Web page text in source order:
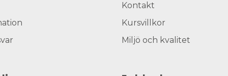
Kontakt
Kursvillkor
Miljö och kvalitet